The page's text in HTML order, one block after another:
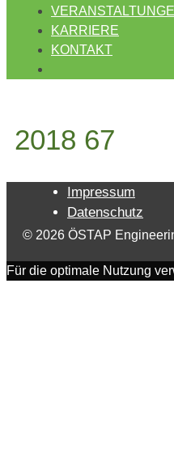
KARRIERE
KONTAKT
2018 67
Impressum
Datenschutz
© 2026 ÖSTAP
Für die optimale Nutzung